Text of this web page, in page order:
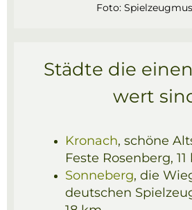
Foto:
Städte die
wert
Kronach, schöne
Feste Rosenberg, 11
Sonneberg, die
deutschen